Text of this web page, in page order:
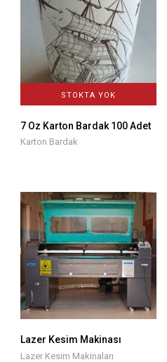
STOKTA YOK
7 Oz Karton Bardak 100 Adet
Karton Bardak
Lazer Kesim Makinası
Lazer Kesim Makinaları